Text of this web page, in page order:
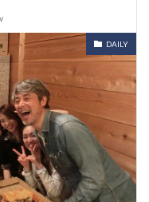
DAILY